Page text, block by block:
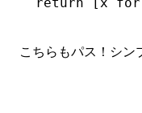
こちらもパス！シン